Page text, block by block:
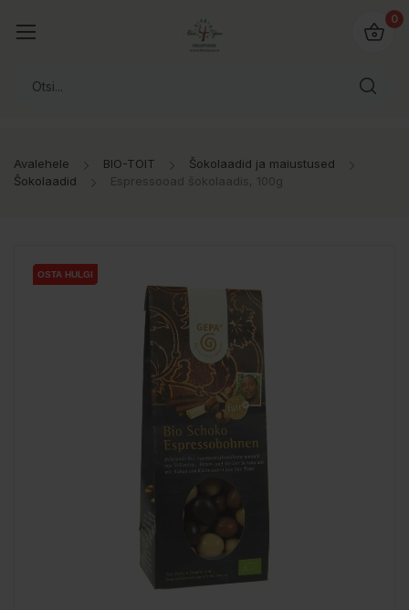
0
Avalehele BIO-TOIT
Šokolaadid ja maiustused
Šokolaadid
Espressooad šokolaadis, 100g
OSTA HULGI
OSTA HULGI
OSTA HULGI